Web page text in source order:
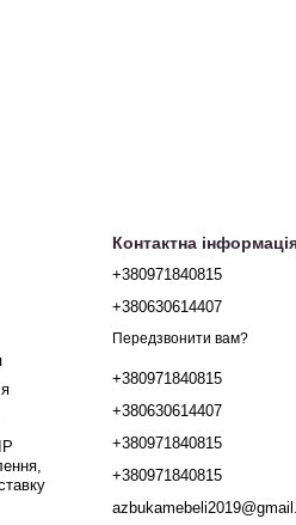
Контактна
+380971840815
+380630614407
Передзвонити вам?
+380971840815
+380630614407
+380971840815
+380971840815